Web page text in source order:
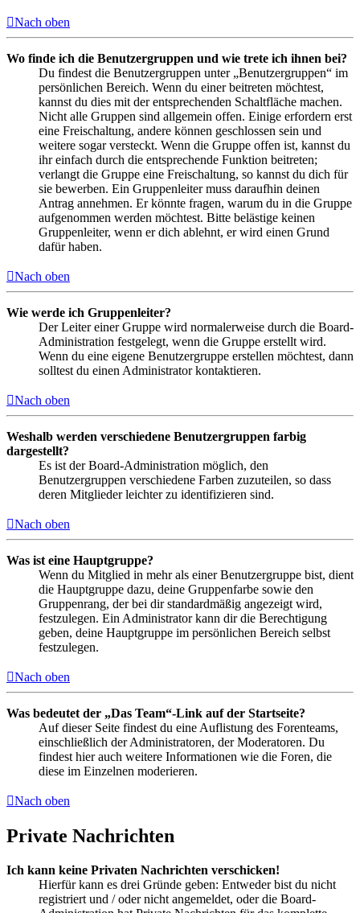
Nach oben
Wo finde ich die Benutzergruppen und wie trete ich ihnen bei?
Du findest die Benutzergruppen unter „Benutzergruppen“ im
persönlichen Bereich. Wenn du einer beitreten möchtest,
kannst du dies mit der entsprechenden Schaltfläche machen.
Nicht alle Gruppen sind allgemein offen. Einige erfordern erst
eine Freischaltung, andere können geschlossen sein und
weitere sogar versteckt. Wenn die Gruppe offen ist, kannst du
ihr einfach durch die entsprechende Funktion beitreten;
verlangt die Gruppe eine Freischaltung, so kannst du dich für
sie bewerben. Ein Gruppenleiter muss daraufhin deinen
Antrag annehmen. Er könnte fragen, warum du in die Gruppe
aufgenommen werden möchtest. Bitte belästige keinen
Gruppenleiter, wenn er dich ablehnt, er wird einen Grund
dafür haben.
Nach oben
Wie werde ich Gruppenleiter?
Der Leiter einer Gruppe wird normalerweise durch die Board-
Administration festgelegt, wenn die Gruppe erstellt wird.
Wenn du eine eigene Benutzergruppe erstellen möchtest, dann
solltest du einen Administrator kontaktieren.
Nach oben
Weshalb werden verschiedene Benutzergruppen farbig
dargestellt?
Es ist der Board-Administration möglich, den
Benutzergruppen verschiedene Farben zuzuteilen, so dass
deren Mitglieder leichter zu identifizieren sind.
Nach oben
Was ist eine Hauptgruppe?
Wenn du Mitglied in mehr als einer Benutzergruppe bist, dient
die Hauptgruppe dazu, deine Gruppenfarbe sowie den
Gruppenrang, der bei dir standardmäßig angezeigt wird,
festzulegen. Ein Administrator kann dir die Berechtigung
geben, deine Hauptgruppe im persönlichen Bereich selbst
festzulegen.
Nach oben
Was bedeutet der „Das Team“-Link auf der Startseite?
Auf dieser Seite findest du eine Auflistung des Forenteams,
einschließlich der Administratoren, der Moderatoren. Du
findest hier auch weitere Informationen wie die Foren, die
diese im Einzelnen moderieren.
Nach oben
Private Nachrichten
Ich kann keine Privaten Nachrichten verschicken!
Hierfür kann es drei Gründe geben: Entweder bist du nicht
registriert und / oder nicht angemeldet, oder die Board-